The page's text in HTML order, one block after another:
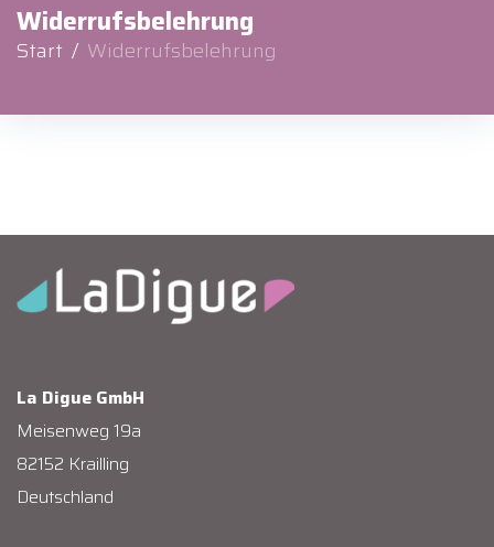
Widerrufsbelehrung
Start / Widerrufsbelehrung
La Digue GmbH
Meisenweg 19a
82152 Krailling
Deutschland